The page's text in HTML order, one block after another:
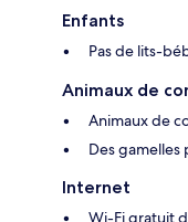
Enfants
Pas de lits-
Animaux de
Animaux de
Des
Internet
Wi-Fi gratuit